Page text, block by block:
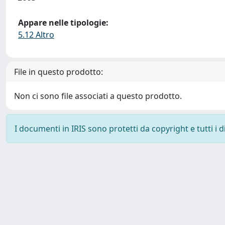
Appare nelle tipologie:
5.12 Altro
File in questo prodotto:
Non ci sono file associati a questo prodotto.
I documenti in IRIS sono protetti da copyright e tutti i